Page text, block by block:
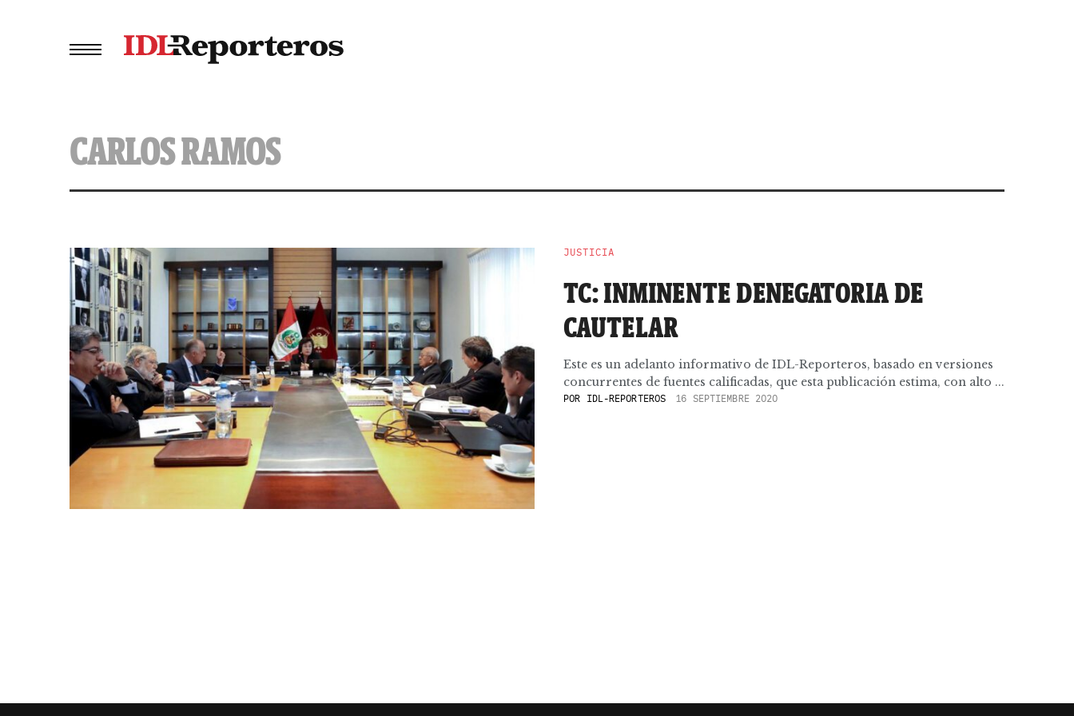
CARLOS RAMOS
JUSTICIA
TC: INMINENTE DENEGATORIA DE
CAUTELAR
Este es un adelanto informativo de IDL-Reporteros, basado en versiones
concurrentes de fuentes calificadas, que esta publicación estima, con alto ...
POR IDL-REPORTEROS 16 SEPTIEMBRE 2020